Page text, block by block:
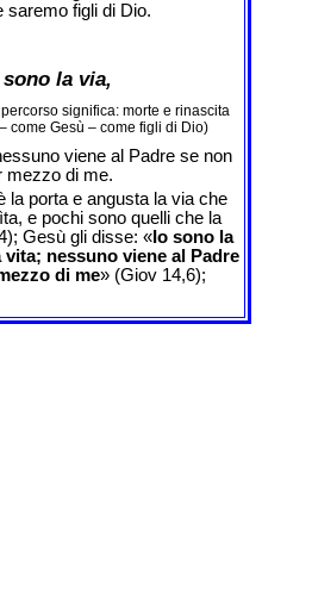
saremo figli di Dio.
la via,
significa: morte e rinascita
come Gesù – come figli di Dio)
viene al Padre se non
mezzo di me.
la porta e angusta la via che
e pochi sono quelli che la
Gesù gli disse: «Io sono la
vita; nessuno viene al Padre
di me» (Giov 14,6);